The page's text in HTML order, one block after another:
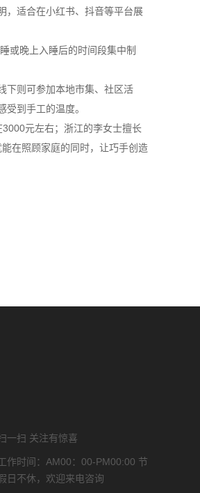
，适合在小红书、抖音等平台展
或晚上入睡后的时间段集中制
下则可参加本地市集、社区活
到手工的温度。
元左右；浙江的李女士擅长
在照顾家庭的同时，让巧手创造
一扫 关注有惊喜
作时间：AM00：00-PM00:00 节
日不休，欢迎来电咨询